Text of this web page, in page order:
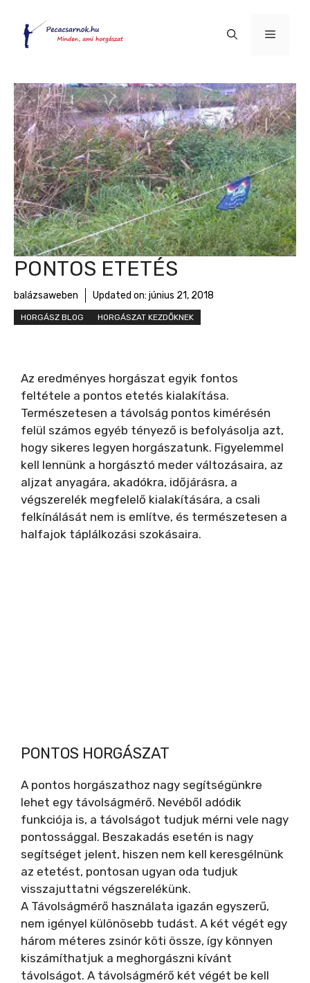
tartalomba
Menü
PONTOS ETETÉS
balázsaweben Updated on: június 21, 2018
HORGÁSZ BLOG HORGÁSZAT KEZDŐKNEK
Az eredményes horgászat egyik fontos
feltétele a pontos etetés kialakítása.
Természetesen a távolság pontos kimérésén
felül számos egyéb tényező is befolyásolja azt,
hogy sikeres legyen horgászatunk. Figyelemmel
kell lennünk a horgásztó meder változásaira, az
aljzat anyagára, akadókra, időjárásra, a
végszerelék megfelelő kialakítására, a csali
felkínálását nem is említve, és természetesen a
halfajok táplálkozási szokásaira.
PONTOS HORGÁSZAT
A pontos horgászathoz nagy segítségünkre
lehet egy távolságmérő. Nevéből adódik
funkciója is, a távolságot tudjuk mérni vele nagy
pontossággal. Beszakadás esetén is nagy
segítséget jelent, hiszen nem kell keresgélnünk
az etetést, pontosan ugyan oda tudjuk
visszajuttatni végszerelékünk.
A Távolságmérő használata igazán egyszerű,
nem igényel különösebb tudást. A két végét egy
három méteres zsinór köti össze, így könnyen
kiszámíthatjuk a meghorgászni kívánt
távolságot. A távolságmérő két végét be kell